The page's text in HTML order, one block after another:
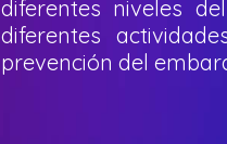
diferentes niveles
diferentes
prevención del